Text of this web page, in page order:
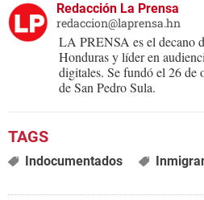
Redacción La Prensa
redaccion@laprensa.hn
LA PRENSA es el decano
Honduras y líder en
digitales. Se fundó el 26 de
de San Pedro Sula.
Indocumentados